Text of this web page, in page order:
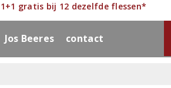
gratis bij 12 dezelfde flessen*
Jos Beeres contact